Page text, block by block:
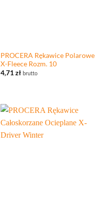
PROCERA Rękawice Polarowe
X-Fleece Rozm. 10
4,71zł brutto